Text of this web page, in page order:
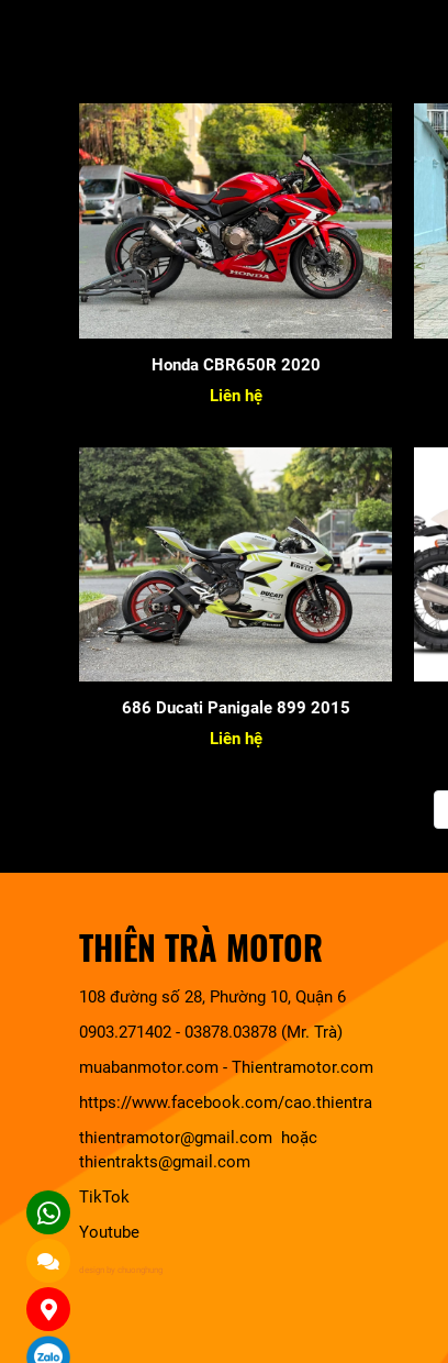
Honda CBR650R 2020
Liên hệ
686 Ducati Panigale 899 2015
Liên hệ
THIÊN TRÀ MOTOR
108 đường số 28, Phường 10, Quận 6
0903.271402 - 03878.03878 (Mr. Trà)
muabanmotor.com - Thientramotor.com
https://www.facebook.com/cao.thientra
thientramotor@gmail.com hoặc
thientrakts@gmail.com
TikTok
Youtube
design by chuonghung